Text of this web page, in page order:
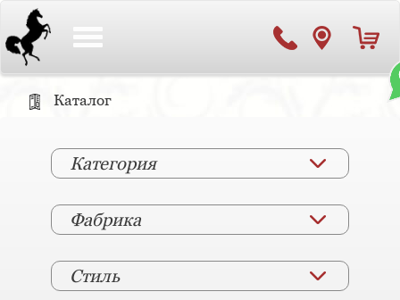
Каталог
Категория
Фабрика
Стиль